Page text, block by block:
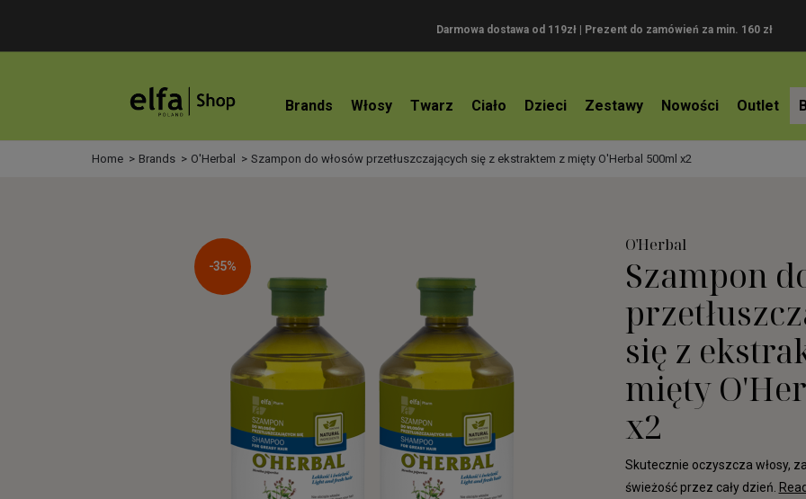
Darmowa dostawa od 119zł | Prezent do zamówień za min. 160 zł
Brands Włosy Twarz Ciało Dzieci Zestawy Nowości Outlet
Home Brands O'Herbal Szampon do włosów przetłuszczających się z ekstraktem z mięty O'Herbal 500ml x2
-35%
O'Herbal
Szampon
się z
mięty
x2
Skutecznie oczyszcza włosy,
świeżość przez cały dzień.